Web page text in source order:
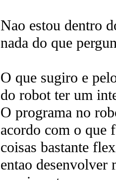
Nao estou dentro
nada do que
O que sugiro e
do robot ter um
O programa no
acordo com o que
coisas bastante
entao desenvolver